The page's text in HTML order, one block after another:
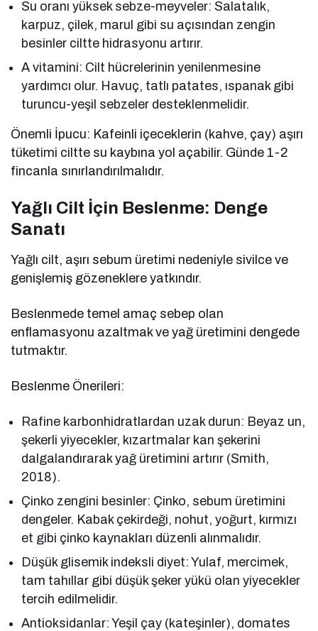
Su oranı yüksek sebze-meyveler: Salatalık,
karpuz, çilek, marul gibi su açısından zengin
besinler ciltte hidrasyonu artırır.
A vitamini: Cilt hücrelerinin yenilenmesine
yardımcı olur. Havuç, tatlı patates, ıspanak gibi
turuncu-yeşil sebzeler desteklenmelidir.
Önemli İpucu: Kafeinli içeceklerin (kahve, çay) aşırı
tüketimi ciltte su kaybına yol açabilir. Günde 1-2
fincanla sınırlandırılmalıdır.
Yağlı Cilt İçin Beslenme: Denge
Sanatı
Yağlı cilt, aşırı sebum üretimi nedeniyle sivilce ve
genişlemiş gözeneklere yatkındır.
Beslenmede temel amaç sebep olan
enflamasyonu azaltmak ve yağ üretimini dengede
tutmaktır.
Beslenme Önerileri:
Rafine karbonhidratlardan uzak durun: Beyaz un,
şekerli yiyecekler, kızartmalar kan şekerini
dalgalandırarak yağ üretimini artırır (Smith,
2018).
Çinko zengini besinler: Çinko, sebum üretimini
dengeler. Kabak çekirdeği, nohut, yoğurt, kırmızı
et gibi çinko kaynakları düzenli alınmalıdır.
Düşük glisemik indeksli diyet: Yulaf, mercimek,
tam tahıllar gibi düşük şeker yükü olan yiyecekler
tercih edilmelidir.
Antioksidanlar: Yeşil çay (kateşinler), domates